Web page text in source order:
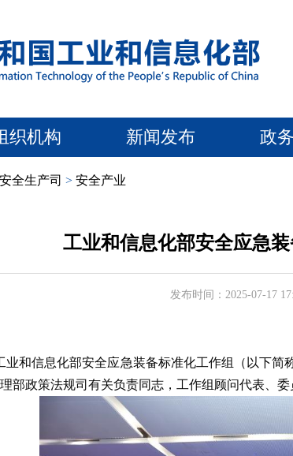
织机构 新闻发布 政
安全生产司 > 安全产业
工业和信息化部安全应急
发布时间：2025-07-17
业和信息化部安全应急装备标准化工作组（以下
部政策法规司有关负责同志，工作组顾问代表、委